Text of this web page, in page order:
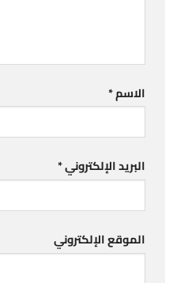
الاسم*
البريد الإلكتروني*
الموقع الإلكتروني